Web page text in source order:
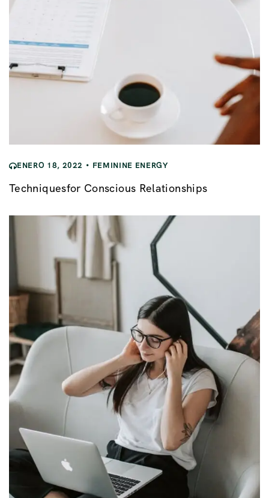
ENERO 18, 2022 FEMININE ENERGY
Techniquesfor Conscious Relationships